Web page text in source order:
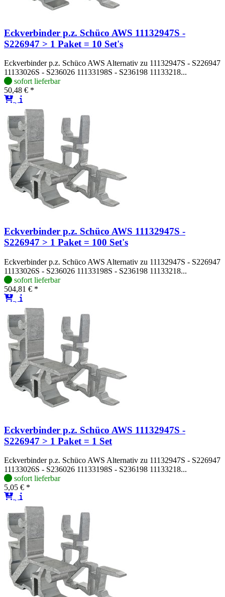
Eckverbinder p.z. Schüco AWS 11132947S -
S226947 > 1 Paket = 10 Set's
Eckverbinder p.z. Schüco AWS Alternativ zu 11132947S - S226947
11133026S - S236026 11133198S - S236198 11133218...
sofort lieferbar
50,48 € *
Eckverbinder p.z. Schüco AWS 11132947S -
S226947 > 1 Paket = 100 Set's
Eckverbinder p.z. Schüco AWS Alternativ zu 11132947S - S226947
11133026S - S236026 11133198S - S236198 11133218...
sofort lieferbar
504,81 € *
Eckverbinder p.z. Schüco AWS 11132947S -
S226947 > 1 Paket = 1 Set
Eckverbinder p.z. Schüco AWS Alternativ zu 11132947S - S226947
11133026S - S236026 11133198S - S236198 11133218...
sofort lieferbar
5,05 € *